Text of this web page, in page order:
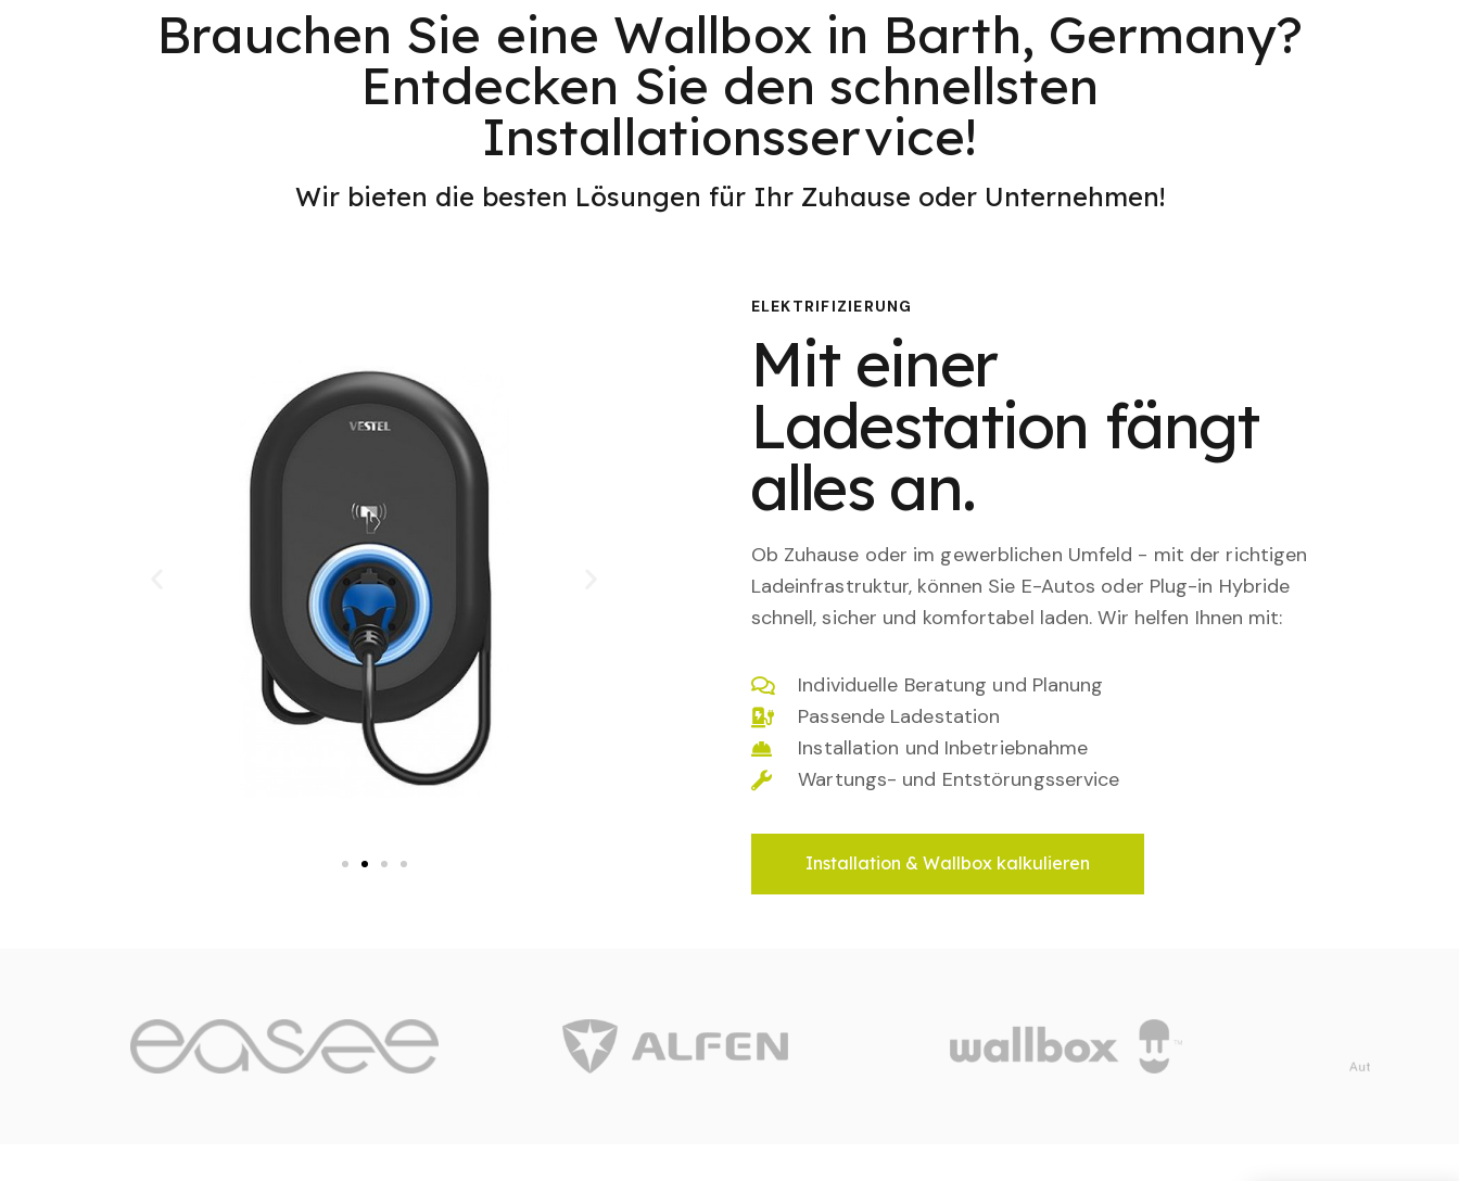
Brauchen Sie eine Wallbox in Barth, Germany?
Entdecken Sie den schnellsten
Installationsservice!
Wir bieten die besten Lösungen für Ihr Zuhause oder Unternehmen!
ELEKTRIFIZIERUNG
Mit einer
Ladestation fängt
alles an.
Ob Zuhause oder im gewerblichen Umfeld - mit der richtigen
Ladeinfrastruktur, können Sie E-Autos oder Plug-in Hybride
schnell, sicher und komfortabel laden. Wir helfen Ihnen mit:
Individuelle Beratung und Planung
Passende Ladestation
Installation und Inbetriebnahme
Wartungs- und Entstörungsservice
Installation & Wallbox kalkulieren